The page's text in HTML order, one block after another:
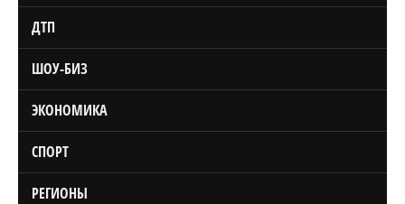
ДТП
ШОУ-БИЗ
ЭКОНОМИКА
СПОРТ
РЕГИОНЫ